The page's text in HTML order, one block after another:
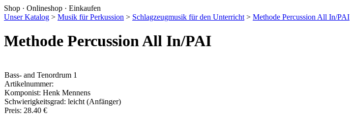
Shop · Onlineshop · Einkaufen
Unser Katalog > Musik für Perkussion > Schlagzeugmusik für den Unterricht > Methode Percussion All In/PAI
Methode Percussion All In/PAI
Bass- and Tenordrum 1
Artikelnummer:
Komponist: Henk Mennens
Schwierigkeitsgrad: leicht (Anfänger)
Preis: 28.40 €